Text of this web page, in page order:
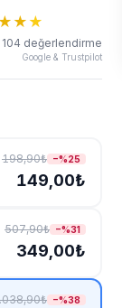
★
104 değerlendirme
Google & Trustpilot
198,90₺ −%25
149,00₺
507,90₺ −%31
349,00₺
−%38